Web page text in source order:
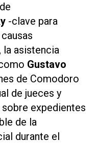
-clave para
la asistencia
Gustavo
de Comodoro
de jueces y
expedientes
de la
durante el